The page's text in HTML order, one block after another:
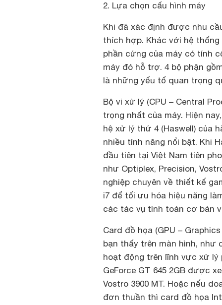
2. Lựa chọn cấu hình máy
Khi đã xác định được nhu
thích hợp. Khác với hệ
phần cứng của máy có tính
máy đó hỗ trợ. 4 bộ phận
là những yếu tố quan trọng
Bộ vi xử lý (CPU – Central
trọng nhất của máy. Hiện
hệ xử lý thứ 4 (Haswell) của
nhiều tính năng nổi bật. Khi
đầu tiên tại Việt Nam tiên
như Optiplex, Precision,
nghiệp chuyên về thiết kế
i7 để tối ưu hóa hiệu năng
các tác vụ tính toán cơ bản
Card đồ họa (GPU –
bạn thấy trên màn hình, như
hoạt động trên lĩnh vực xử lý
GeForce GT 645 2GB được
Vostro 3900 MT. Hoặc nếu
đơn thuần thì card đồ họa